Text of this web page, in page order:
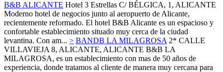
B&B ALICANTE Hotel 3 Estrellas C/ BÉLGICA, 1, ALICANTE
Moderno hotel de negocios junto al aeropuerto de Alicante,
recientemente reformado. El hotel B&B Alicante es un espacioso y
confortable establecimiento situado muy cerca de la ciudad
levantina. Con am... > BANDB LA MILAGROSA 2* CALLE
VILLAVIEJA 8, ALICANTE, ALICANTE B&B LA
MILAGROSA, es un establecimiento con mas de 50 años de
experiencia, donde tratamos al cliente de manera muy cercana para